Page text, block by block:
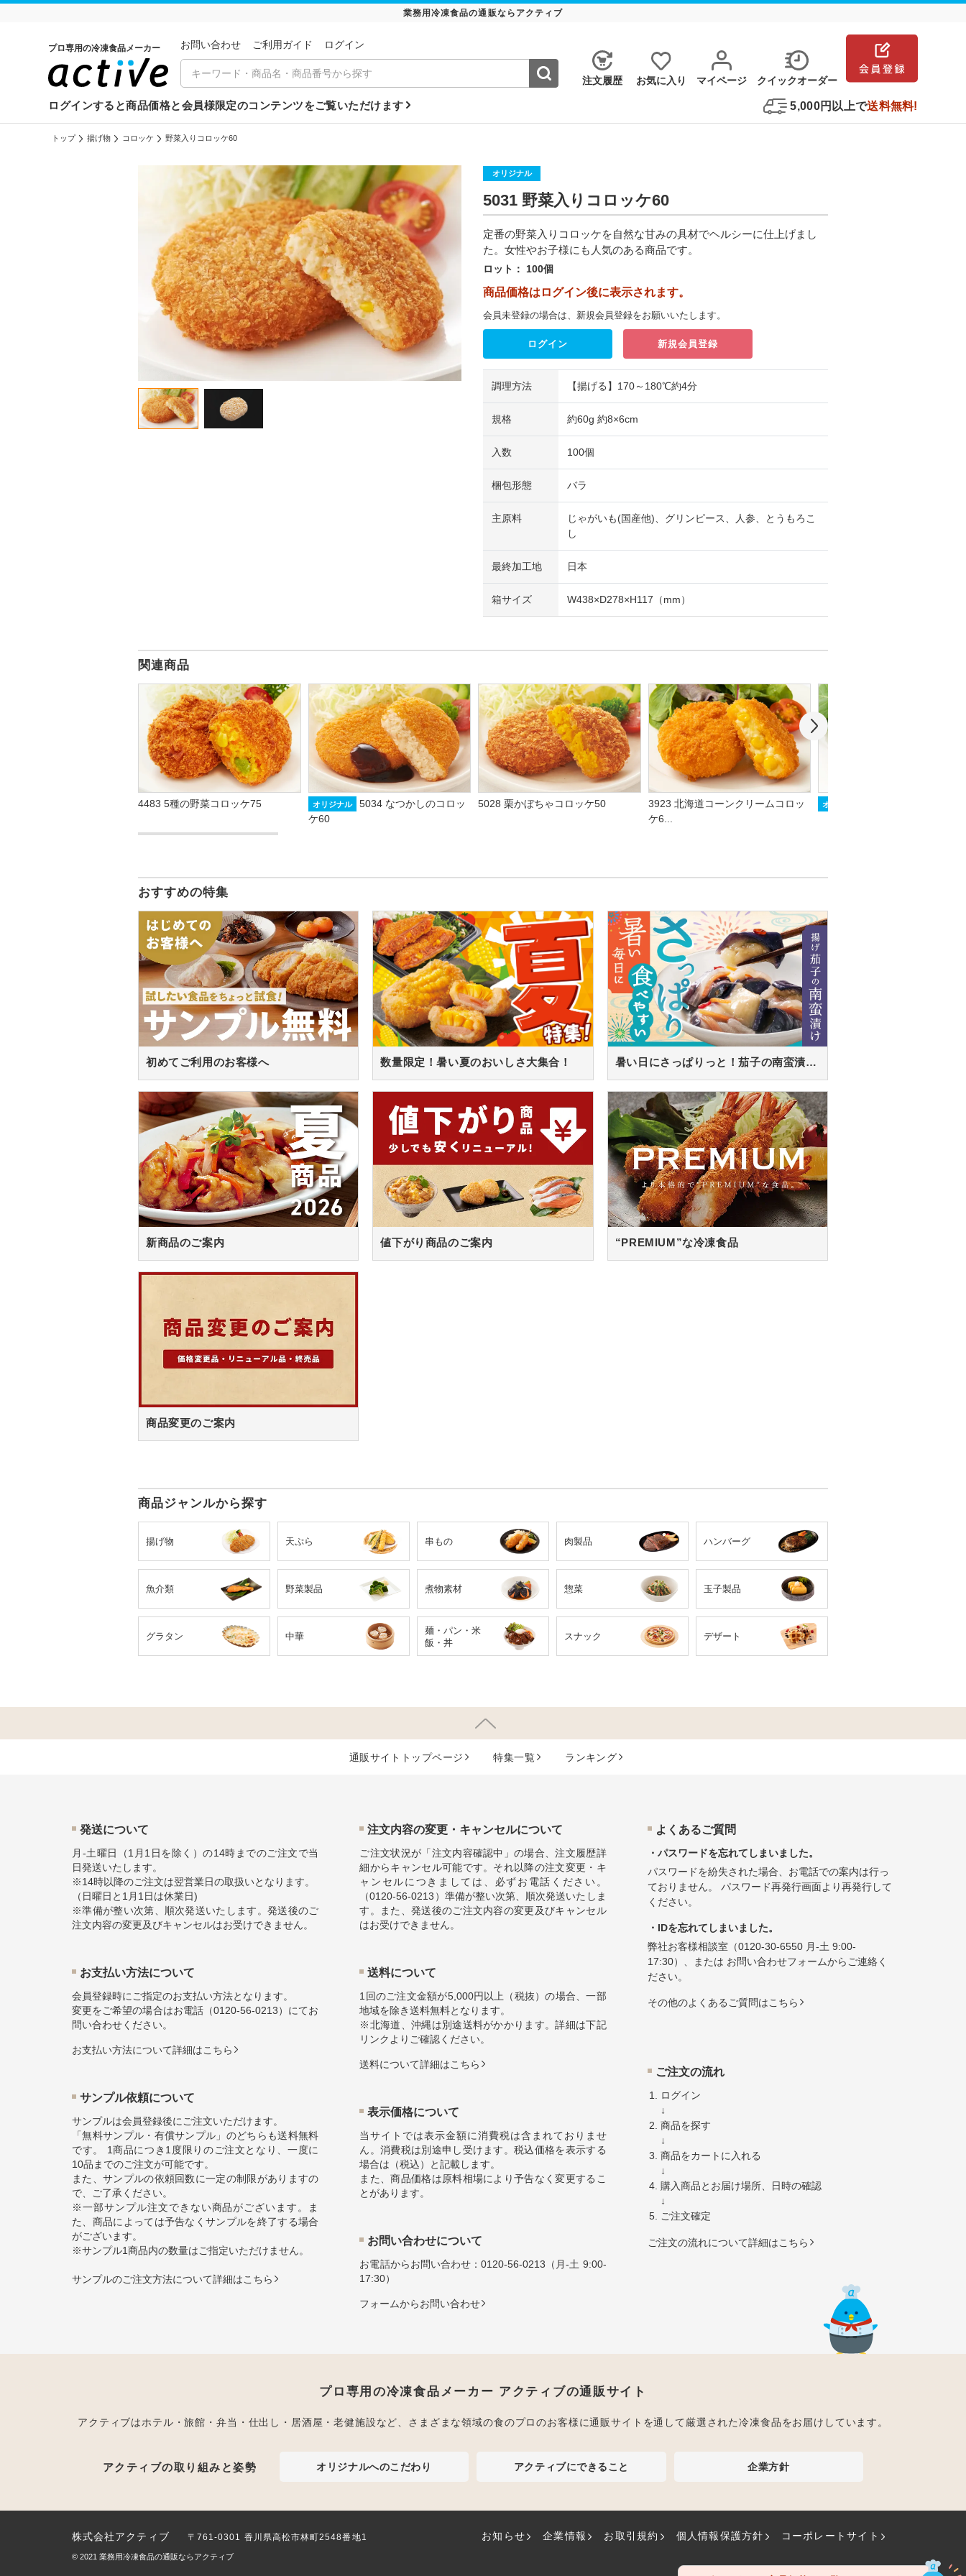
業務用冷凍食品の通販ならアクティブ
プロ専用の冷凍食品メーカー お問い合わせ ご利⽤ガイド ログイン
注⽂履歴 お気に⼊り マイページ クイックオーダー
ログインすると商品価格と会員様限定のコンテンツをご覧いただけます 5,000円以上で送料無料!
トップ 揚げ物 コロッケ 野菜入りコロッケ60
オリジナル
5031 野菜入りコロッケ60
定番の野菜入りコロッケを自然な甘みの具材でヘルシーに仕上げまし
た。女性やお子様にも人気のある商品です。
ロット： 100個
商品価格はログイン後に表示されます。
会員未登録の場合は、新規会員登録をお願いいたします。
ログイン 新規会員登録
調理方法 【揚げる】170～180℃約4分
規格 約60g 約8×6cm
入数 100個
梱包形態 バラ
主原料
じゃがいも(国産他)、グリンピース、人参、とうもろこ
し
最終加工地 日本
箱サイズ W438×D278×H117（mm）
関連商品
4483 5種の野菜コロッケ75 オリジナル
5034 なつかしのコロッ
ケ60
5028 栗かぼちゃコロッケ50
3923 北海道コーンクリームコロッ
ケ6...
オリジナル
おすすめの特集
初めてご利用のお客様へ 数量限定！暑い夏のおいしさ大集合！ 暑い日にさっぱりっと！茄子の南蛮漬け！
新商品のご案内 値下がり商品のご案内 “PREMIUM”な冷凍食品
商品変更のご案内
商品ジャンルから探す
揚げ物 天ぷら 串もの 肉製品 ハンバーグ
魚介類 野菜製品 煮物素材 惣菜 玉子製品
グラタン 中華
麺・パン・米
飯・丼
スナック デザート
通販サイトトップページ 特集⼀覧 ランキング
発送について
月-土曜日（1月1日を除く）の14時までのご注文で当
日発送いたします。
※14時以降のご注文は翌営業日の取扱いとなります。
（日曜日と1月1日は休業日)
※準備が整い次第、順次発送いたします。発送後のご
注文内容の変更及びキャンセルはお受けできません。
お⽀払い⽅法について
会員登録時にご指定のお支払い方法となります。
変更をご希望の場合はお電話（0120-56-0213）にてお
問い合わせください。
お⽀払い⽅法について詳細はこちら
サンプル依頼について
サンプルは会員登録後にご注文いただけます。
「無料サンプル・有償サンプル」のどちらも送料無料
です。 1商品につき1度限りのご注文となり、一度に
10品までのご注文が可能です。
また、サンプルの依頼回数に一定の制限がありますの
で、ご了承ください。
※一部サンプル注文できない商品がございます。ま
た、商品によっては予告なくサンプルを終了する場合
がございます。
※サンプル1商品内の数量はご指定いただけません。
サンプルのご注文方法について詳細はこちら
注⽂内容の変更・キャンセルについて
ご注文状況が「注文内容確認中」の場合、注文履歴詳
細からキャンセル可能です。それ以降の注文変更・キ
ャンセルにつきましては、必ずお電話ください。
（0120-56-0213 ）準備が整い次第、順次発送いたしま
す。また、発送後のご注文内容の変更及びキャンセル
はお受けできません。
送料について
1回のご注文金額が5,000円以上（税抜）の場合、一部
地域を除き送料無料となります。
※北海道、沖縄は別途送料がかかります。詳細は下記
リンクよりご確認ください。
送料について詳細はこちら
表示価格について
当サイトでは表示金額に消費税は含まれておりませ
ん。消費税は別途申し受けます。税込価格を表示する
場合は（税込）と記載します。
また、商品価格は原料相場により予告なく変更するこ
とがあります。
お問い合わせについて
お電話からお問い合わせ：0120-56-0213 （月-土 9:00-
17:30）
フォームからお問い合わせ
よくあるご質問
・パスワードを忘れてしまいました。
パスワードを紛失された場合、お電話での案内は行っ
ておりません。 パスワード再発行画面より再発行して
ください。
・IDを忘れてしまいました。
弊社お客様相談室（0120-30-6550月-土 9:00-
17:30）、または お問い合わせフォームからご連絡く
ださい。
その他のよくあるご質問はこちら
ご注文の流れ
ログイン
↓
商品を探す
↓
商品をカートに入れる
↓
購入商品とお届け場所、日時の確認
↓
ご注文確定
ご注文の流れについて詳細はこちら
プロ専用の冷凍食品メーカー アクティブの通販サイト
アクティブはホテル・旅館・弁当・仕出し・居酒屋・老健施設など、さまざまな領域の食のプロのお客様に通販サイトを通して厳選された冷凍食品をお届けしています。
アクティブの取り組みと姿勢 オリジナルへのこだわり アクティブにできること 企業方針
株式会社アクティブ 〒761-0301 香川県高松市林町2548番地1 お知らせ 企業情報 お取引規約 個人情報保護方針 コーポレートサイト
© 2021 業務用冷凍食品の通販ならアクティブ